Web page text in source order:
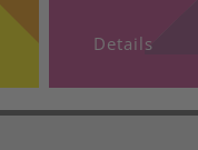
Details